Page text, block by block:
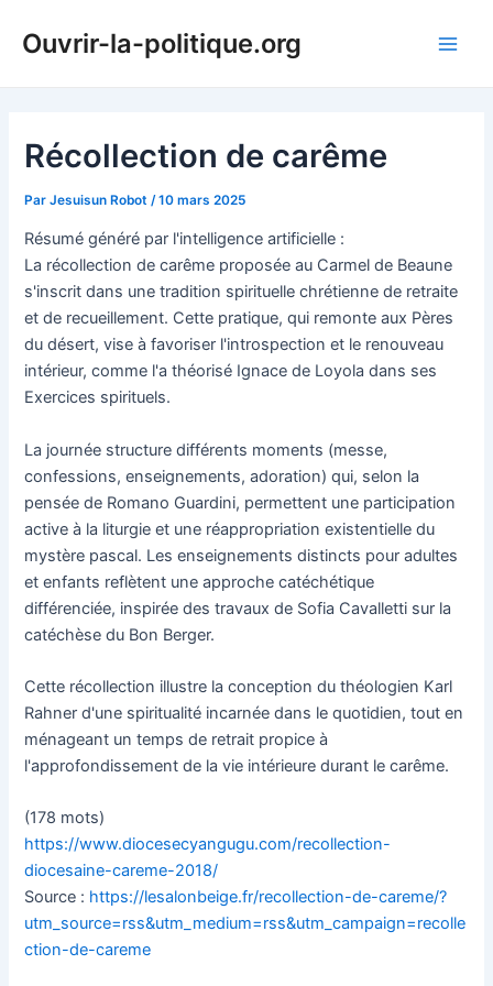
Ouvrir-la-politique.org
Récollection de carême
ParJesuisun Robot /10 mars 2025
Résumé généré par l'intelligence artificielle :
La récollection de carême proposée au Carmel de Beaune
s'inscrit dans une tradition spirituelle chrétienne de retraite
et de recueillement. Cette pratique, qui remonte aux Pères
du désert, vise à favoriser l'introspection et le renouveau
intérieur, comme l'a théorisé Ignace de Loyola dans ses
Exercices spirituels.
La journée structure différents moments (messe,
confessions, enseignements, adoration) qui, selon la
pensée de Romano Guardini, permettent une participation
active à la liturgie et une réappropriation existentielle du
mystère pascal. Les enseignements distincts pour adultes
et enfants reflètent une approche catéchétique
différenciée, inspirée des travaux de Sofia Cavalletti sur la
catéchèse du Bon Berger.
Cette récollection illustre la conception du théologien Karl
Rahner d'une spiritualité incarnée dans le quotidien, tout en
ménageant un temps de retrait propice à
l'approfondissement de la vie intérieure durant le carême.
(178 mots)
https://www.diocesecyangugu.com/recollection-
diocesaine-careme-2018/
Source : https://lesalonbeige.fr/recollection-de-careme/?
utm_source=rss&utm_medium=rss&utm_campaign=recolle
ction-de-careme